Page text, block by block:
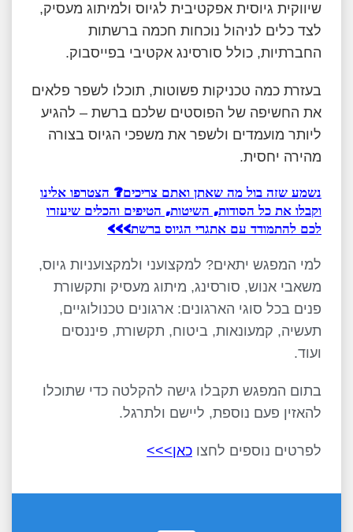
שיווקית גיוסית אפקטיבית לגיוס ולמיתוג מעסיק,
לצד כלים לניהול נוכחות חכמה ברשתות
החברתיות, כולל סורסינג אקטיבי בפייסבוק.
בעזרת כמה טכניקות פשוטות, תוכלו לשפר פלאים
את החשיפה של הפוסטים שלכם ברשת – להגיע
ליותר מועמדים ולשפר את משפכי הגיוס בצורה
מהירה יחסית.
נשמע שזה בול מה שאתן ואתם צריכים? הצטרפו אלינו
וקבלו את כל הסודות, השיטות, הטיפים והכלים שיעזרו
לכם להתמודד עם אתגרי הגיוס ברשת>>>
למי המפגש יתאים? למקצועני ולמקצועניות גיוס,
משאבי אנוש, סורסינג, מיתוג מעסיק ותקשורת
פנים בכל סוגי הארגונים: ארגונים טכנולוגיים,
תעשיה, קמעונאות, ביטוח, תקשורת, פיננסים
ועוד.
בתום המפגש תקבלו גישה להקלטה כדי שתוכלו
להאזין פעם נוספת, ליישם ולתרגל.
לפרטים נוספים לחצו כאן>>>